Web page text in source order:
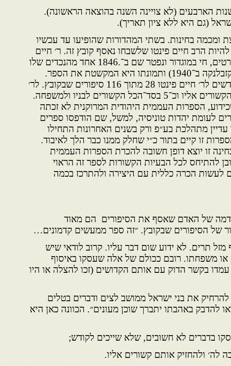
הארבעים (לא צויינה השנה בהוצאה הראשונה).
(גם היא ללא ציון תאריך).
בחינות. בשתי המהדורות שהופיעו עד עכשיו
הרב חיים פינטו שלשבחו נאסף קובץ זה. ר׳ חיים
פינטו שלא ידועים עליו הרבה פרטים, חי במוגדור ונפטר שם ב־.1846 אחד מהנכדים שלו
נקרא גם כן חיים פינטו (נפטר בקזבלנקה ב־1940) ותמונתו היא המקשטת את הספר.
בעיה נוספת היא שלמעשה מוקדשים לר׳ חיים פינטו 28 מתוך 116 סיפורים שבקובץ. לר׳
חיים פינטו הנכד יש 3 סיפורים הקשורים אליו וכ־5 בסד־הכל הקשורים לבניו ולמשפחה.
הספרות העממית היהודית המרוקנית לא זכתה
לעומת יהדות טוניסיה, למשל, שם הודפסו ספרים
מתהלכת בע״פ ורק בשנים האחרונות התחילו
זו קיים בתור כ״י שחלק ממנו כבר הלך לאיבוד.
זו יוצא דופן חשובה להכרת הספרות העממית
להתיחס לכל הבעיות הקשורות לספר זה הראוי
לעשות הכרה כללית עם היצירה ולהתרכז בכמה
של האדם שאסף את הסיפורים הם מאוד
של הסיפורים שבקובץ. ״זה ספר ממעשים קדמונים…
תרים. לא ידוע שום דבר עליו. קרוב לודאי שיש
או משפחתו. רובם ככולם של אלה שעסקו באיסוף
בקשר הדוק עם אותם הקדושים (זכו להצלה או היו
את בני ישראל ממושב לצים ודברים בטלים
להדבק באהבתו יתברך שוכן מעונים״. הכוונה כאן היא